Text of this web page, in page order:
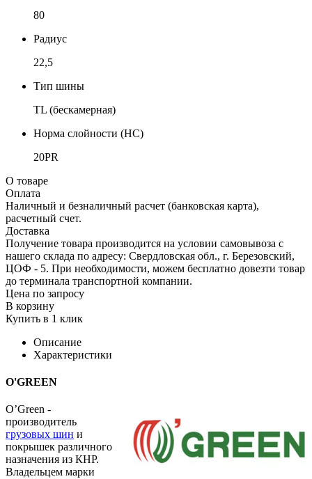
80
Радиус
22,5
Тип шины
TL (бескамерная)
Норма слойности (НС)
20PR
О товаре
Оплата
Наличный и безналичный расчет (банковская карта),
расчетный счет.
Доставка
Получение товара производится на условии самовывоза с
нашего склада по адресу: Свердловская обл., г. Березовский,
ЦОФ - 5. При необходимости, можем бесплатно довезти товар
до терминала транспортной компании.
Цена по запросу
В корзину
Купить в 1 клик
Описание
Характеристики
O'GREEN
O’Green -
производитель
грузовых шин и
покрышек различного
назначения из КНР.
Владельцем марки